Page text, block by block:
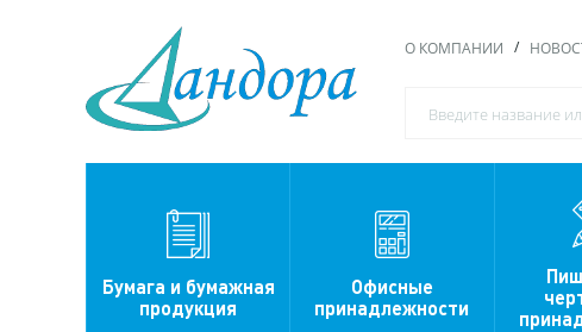
О КОМПАНИИ
Бумага и бумажная
продукция
Офисные
принадлежности